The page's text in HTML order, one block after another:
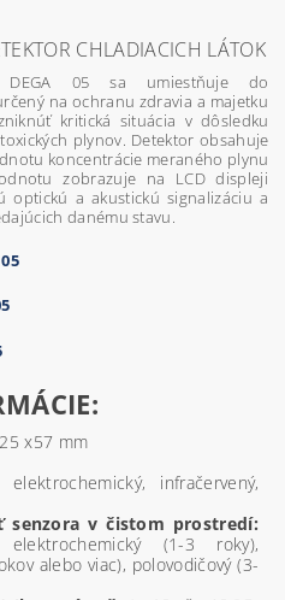
CHLADIACICH LÁTOK
DEGA 05 sa umiestňuje do
na ochranu zdravia a majetku
kritická situácia v dôsledku
plynov. Detektor obsahuje
koncentrácie meraného plynu
zobrazuje na LCD displeji
optickú a akustickú signalizáciu a
danému stavu.
x57 mm
infračervený,
senzora v čistom prostredí:
(1-3 roky),
alebo viac), polovodičový (3-